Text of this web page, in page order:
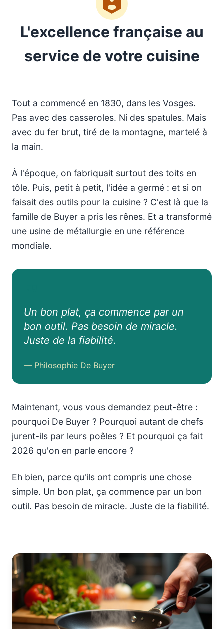
L'excellence française au
service de votre cuisine
Tout a commencé en 1830, dans les Vosges.
Pas avec des casseroles. Ni des spatules. Mais
avec du fer brut, tiré de la montagne, martelé à
la main.
À l'époque, on fabriquait surtout des toits en
tôle. Puis, petit à petit, l'idée a germé : et si on
faisait des outils pour la cuisine ? C'est là que la
famille de Buyer a pris les rênes. Et a transformé
une usine de métallurgie en une référence
mondiale.
Un bon plat, ça commence par un
bon outil. Pas besoin de miracle.
Juste de la fiabilité.
— Philosophie De Buyer
Maintenant, vous vous demandez peut-être :
pourquoi De Buyer ? Pourquoi autant de chefs
jurent-ils par leurs poêles ? Et pourquoi ça fait
2026 qu'on en parle encore ?
Eh bien, parce qu'ils ont compris une chose
simple. Un bon plat, ça commence par un bon
outil. Pas besoin de miracle. Juste de la fiabilité.